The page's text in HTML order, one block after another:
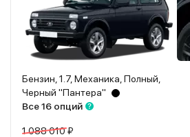
Бензин, 1.7, Механика, Полный,
Черный "Пантера"
Все 16 опций
1 088 010 ₽